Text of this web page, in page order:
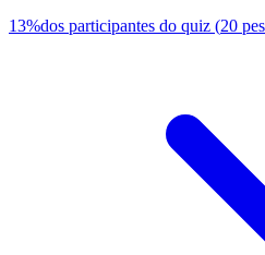
13%dos participantes do quiz (20